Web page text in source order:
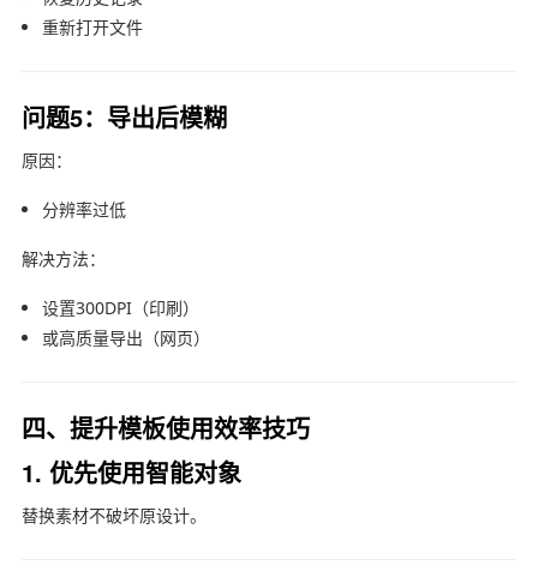
重新打开文件
问题5：导出后模糊
原因：
分辨率过低
解决方法：
设置300DPI（印刷）
或高质量导出（网页）
四、提升模板使用效率技巧
1. 优先使用智能对象
替换素材不破坏原设计。